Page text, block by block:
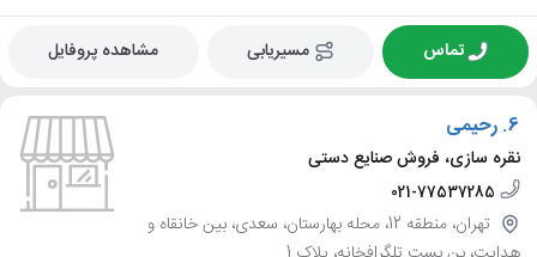
تماس مسیریابی مشاهده پروفایل
6. رحیمی
نقره سازی، فروش صنایع دستی
021-77537285
تهران، منطقه 12، محله بهارستان، سعدی، بین خانقاه و